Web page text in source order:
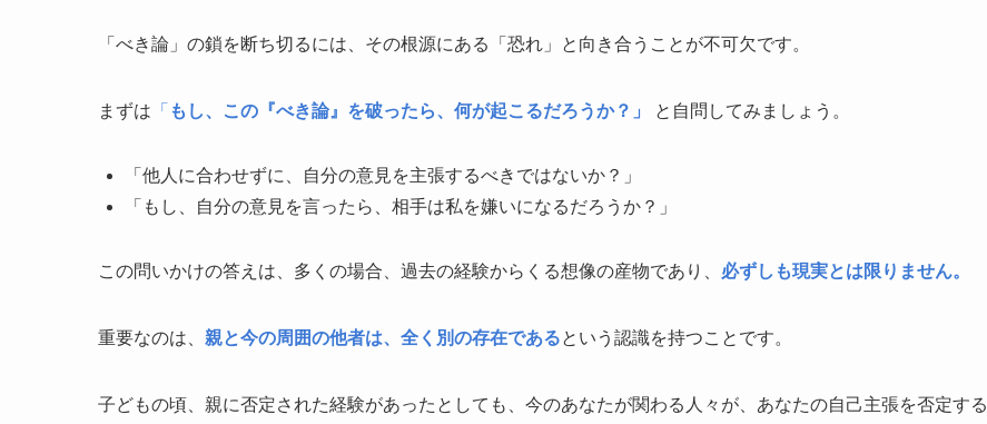
「べき論」の鎖を断ち切るには、その根源にある「恐れ」と向き合うことが不可欠です。
まずは 「 もし、この『べき論』を破ったら、何が起こるだろうか？」 と自問してみましょう。
「他人に合わせずに、自分の意見を主張するべきではないか？」
「もし、自分の意見を言ったら、相手は私を嫌いになるだろうか？」
この問いかけの答えは、多くの場合、過去の経験からくる想像の産物であり、 必ずしも現実とは限りません。
重要なのは、 親と今の周囲の他者は、全く別の存在であるという認識を持つことです。
子どもの頃、親に否定された経験があったとしても、今のあなたが関わる人々が、あなたの自己主張を否定する